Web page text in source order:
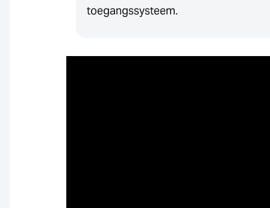
toegangssysteem.